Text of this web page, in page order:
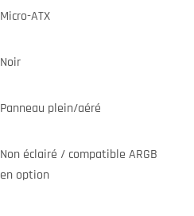
Micro-ATX
Noir
Panneau plein/aéré
Non éclairé / compatible ARGB
en option